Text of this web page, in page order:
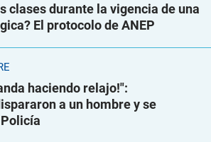
clases durante la vigencia de una
El protocolo de ANEP
haciendo relajo!":
a un hombre y se